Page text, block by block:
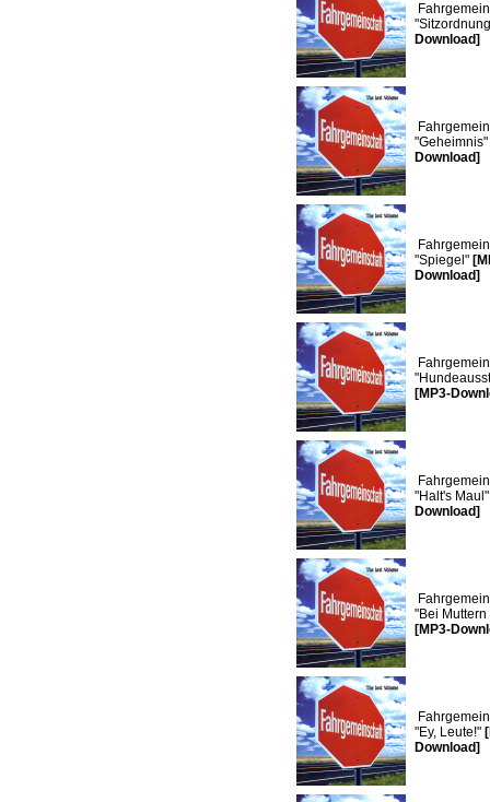
Download]
"Geheimnis"
Download]
"Spiegel"
Download]
[MP3-
"Halt's
Download]
"Bei Muttern
[MP3-
"Ey, Leute!"
Download]